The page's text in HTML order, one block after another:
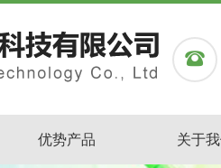
优势产品 关于